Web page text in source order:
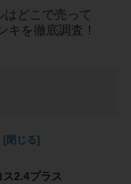
どこで売って
キを徹底調査！
2.4プラス